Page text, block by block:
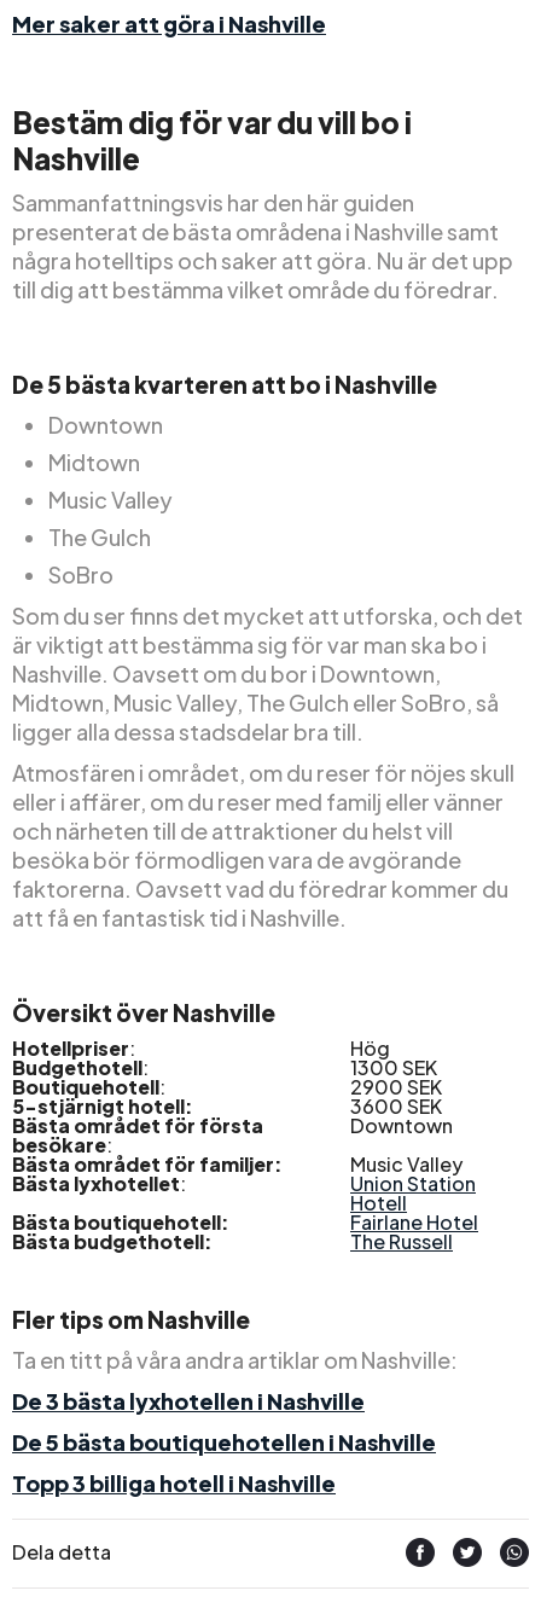
Mer saker att göra i Nashville
Bestäm dig för var du vill bo i
Nashville
Sammanfattningsvis har den här guiden
presenterat de bästa områdena i Nashville samt
några hotelltips och saker att göra. Nu är det upp
till dig att bestämma vilket område du föredrar.
De 5 bästa kvarteren att bo i Nashville
Downtown
Midtown
Music Valley
The Gulch
SoBro
Som du ser finns det mycket att utforska, och det
är viktigt att bestämma sig för var man ska bo i
Nashville. Oavsett om du bor i Downtown,
Midtown, Music Valley, The Gulch eller SoBro, så
ligger alla dessa stadsdelar bra till.
Atmosfären i området, om du reser för nöjes skull
eller i affärer, om du reser med familj eller vänner
och närheten till de attraktioner du helst vill
besöka bör förmodligen vara de avgörande
faktorerna. Oavsett vad du föredrar kommer du
att få en fantastisk tid i Nashville.
Översikt över Nashville
Hotellpriser: Hög
Budgethotell: 1300 SEK
Boutiquehotell: 2900 SEK
5-stjärnigt hotell: 3600 SEK
Bästa området för första
besökare:
Downtown
Bästa området för familjer:
Music Valley
Bästa lyxhotellet: Union Station
Hotell
Bästa boutiquehotell: Fairlane Hotel
Bästa budgethotell: The Russell
Fler tips om Nashville
Ta en titt på våra andra artiklar om Nashville:
De 3 bästa lyxhotellen i Nashville
De 5 bästa boutiquehotellen i Nashville
Topp 3 billiga hotell i Nashville
Dela detta